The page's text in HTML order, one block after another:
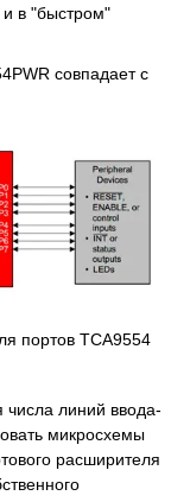
и в "быстром"
совпадает с
портов TCA9554
числа линий ввода-
микросхемы
расширителя